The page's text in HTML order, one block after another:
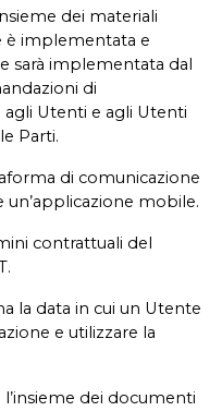
dei materiali
è implementata e
sarà implementata dal
di
agli Utenti e agli Utenti
Parti.
di comunicazione
mobile.
contrattuali del
la data in cui un Utente
e utilizzare la
l’insieme dei documenti